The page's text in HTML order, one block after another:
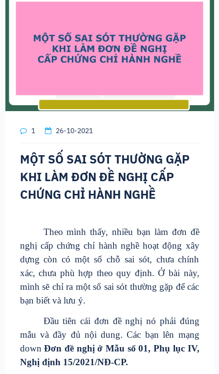
1 26-10-2021
MỘT SỐ SAI SÓT THƯỜNG GẶP
KHI LÀM ĐƠN ĐỀ NGHỊ CẤP
CHỨNG CHỈ HÀNH NGHỀ
Theo mình thấy, nhiều bạn làm đơn đề
nghị cấp chứng chỉ hành nghề hoạt động xây
dựng còn có một số chỗ sai sót, chưa chính
xác, chưa phù hợp theo quy định. Ở bài này,
mình sẽ chỉ ra một số sai sót thường gặp để các
bạn biết và lưu ý.
Đầu tiên cái đơn đề nghị nó phải đúng
mẫu và đầy đủ nội dung. Các bạn lên mạng
downĐơn đề nghị ở Mẫu số 01, Phụ lục IV,
Nghị định 15/2021/NĐ-CP.